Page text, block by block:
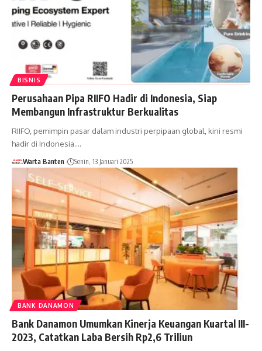
BISNIS
Perusahaan Pipa RIIFO Hadir di Indonesia, Siap
Membangun Infrastruktur Berkualitas
RIIFO, pemimpin pasar dalam industri perpipaan global, kini resmi
hadir di Indonesia.…
Warta Banten Senin, 13 Januari 2025
BANK DANAMON
Bank Danamon Umumkan Kinerja Keuangan Kuartal III-
2023, Catatkan Laba Bersih Rp2,6 Triliun